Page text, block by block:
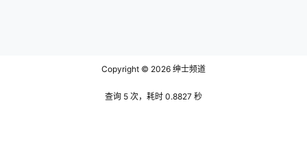
Copyright © 2026 绅士频道
查询 5 次，耗时 0.8827 秒